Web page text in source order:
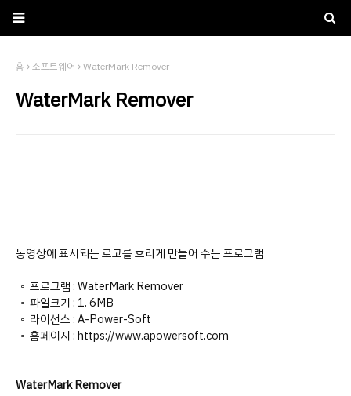
홈 소프트웨어 WaterMark Remover
WaterMark Remover
동영상에 표시되는 로고를 흐리게 만들어 주는 프로그램
◦ 프로그램 : WaterMark Remover
◦ 파일크기 : 1. 6MB
◦ 라이선스 : A-Power-Soft
◦ 홈페이지 : https://www.apowersoft.com
WaterMark Remover